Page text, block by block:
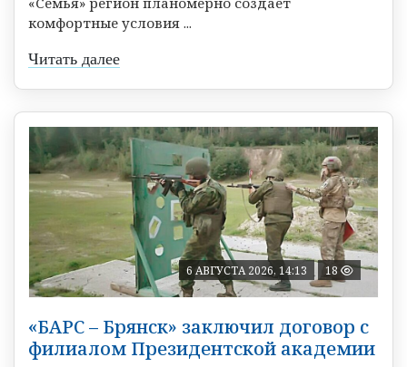
комфортные условия ...
Читать далее
6 АВГУСТА 2026, 14:13 18
«БАРС – Брянск» заключил договор с
филиалом Президентской академии